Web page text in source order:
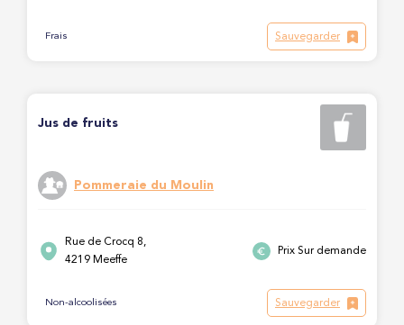
Frais Sauvegarder
Jus de fruits
Pommeraie du Moulin
Rue de Crocq 8,
4219 Meeffe
Prix Sur demande
Non-alcoolisées Sauvegarder